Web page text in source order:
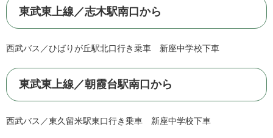
東武東上線／志木駅南口から
西武バス／ひばりが丘駅北口行き乗車 新座中学校下車
東武東上線／朝霞台駅南口から
西武バス／東久留米駅東口行き乗車 新座中学校下車